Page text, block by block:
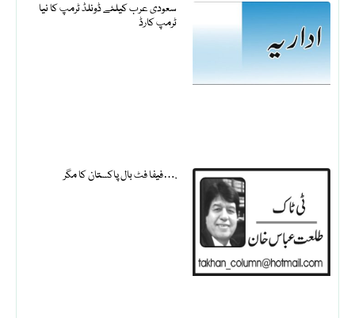
سعودی عرب کیلئے ڈونلڈ ٹرمپ کا نیا
ٹرمپ کارڈ
فیفا فٹ بال پاکستان کا مگر….